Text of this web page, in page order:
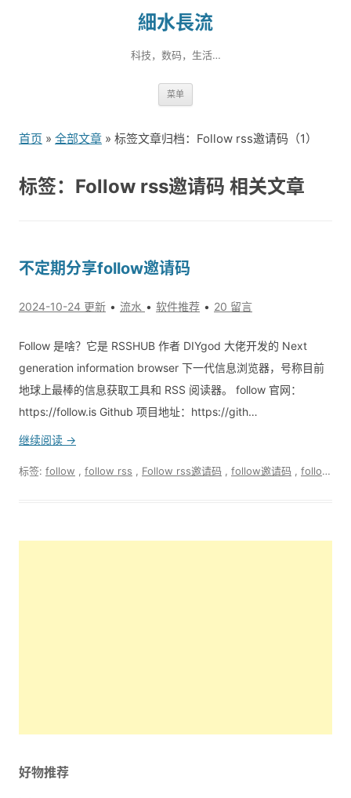
細水長流
科技，数码，生活…
菜单
到
首页 » 全部文章 » 标签文章归档：Follow rss邀请码（1）
标签：Follow rss邀请码 相关文章
不定期分享follow邀请码
2024-10-24 更新 流水 软件推荐 20 留言
Follow 是啥？它是 RSSHUB 作者 DIYgod 大佬开发的 Next
generation information browser 下一代信息浏览器，号称目前
地球上最棒的信息获取工具和 RSS 阅读器。 follow 官网：
https://follow.is Github 项目地址：https://gith…
继续阅读 →
标签: follow follow rss Follow rss邀请码 follow邀请码 follow邀请码免费分享
好物推荐